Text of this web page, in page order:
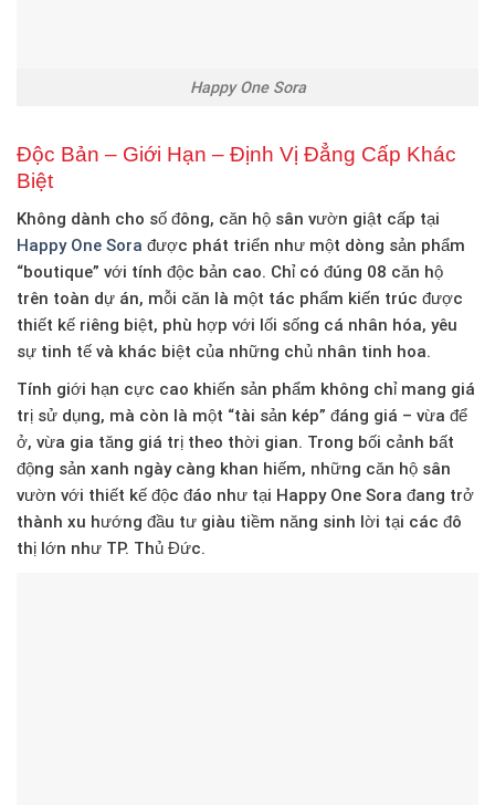
Happy One Sora
Độc Bản – Giới Hạn – Định Vị Đẳng Cấp Khác
Biệt
Không dành cho số đông, căn hộ sân vườn giật cấp tại
Happy One Sora được phát triển như một dòng sản phẩm
“boutique” với tính độc bản cao. Chỉ có đúng 08 căn hộ
trên toàn dự án, mỗi căn là một tác phẩm kiến trúc được
thiết kế riêng biệt, phù hợp với lối sống cá nhân hóa, yêu
sự tinh tế và khác biệt của những chủ nhân tinh hoa.
Tính giới hạn cực cao khiến sản phẩm không chỉ mang giá
trị sử dụng, mà còn là một “tài sản kép” đáng giá – vừa để
ở, vừa gia tăng giá trị theo thời gian. Trong bối cảnh bất
động sản xanh ngày càng khan hiếm, những căn hộ sân
vườn với thiết kế độc đáo như tại Happy One Sora đang trở
thành xu hướng đầu tư giàu tiềm năng sinh lời tại các đô
thị lớn như TP. Thủ Đức.